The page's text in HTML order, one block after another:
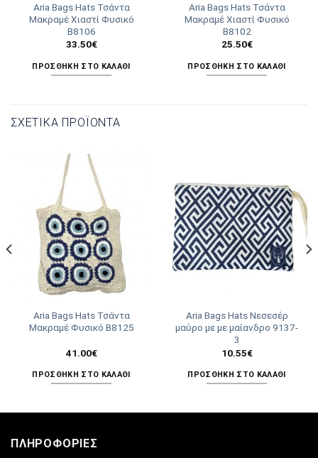
Aria Bags Hats Τσάντα
Μακραμέ Χιαστί Φυσικό
Β8106
33.50€
ΠΡΟΣΘΉΚΗ ΣΤΟ ΚΑΛΆΘΙ
Aria Bags Hats Τσάντα
Μακραμέ Χιαστί Φυσικό
Β8102
25.50€
ΠΡΟΣΘΉΚΗ ΣΤΟ ΚΑΛΆΘΙ
ΣΧΕΤΙΚΆ ΠΡΟΪΌΝΤΑ
Aria Bags Hats Τσάντα
Μακραμέ Φυσικό Β8125
41.00€
ΠΡΟΣΘΉΚΗ ΣΤΟ ΚΑΛΆΘΙ
Aria Bags Hats Νεσεσέρ
μαύρο με με μαίανδρο 9137-
3
10.55€
ΠΡΟΣΘΉΚΗ ΣΤΟ ΚΑΛΆΘΙ
ΠΛΗΡΟΦΟΡΊΕΣ